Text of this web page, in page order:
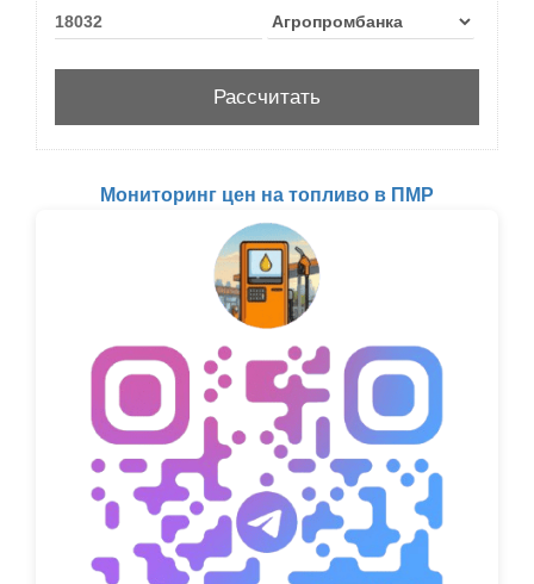
Мониторинг цен на топливо в ПМР